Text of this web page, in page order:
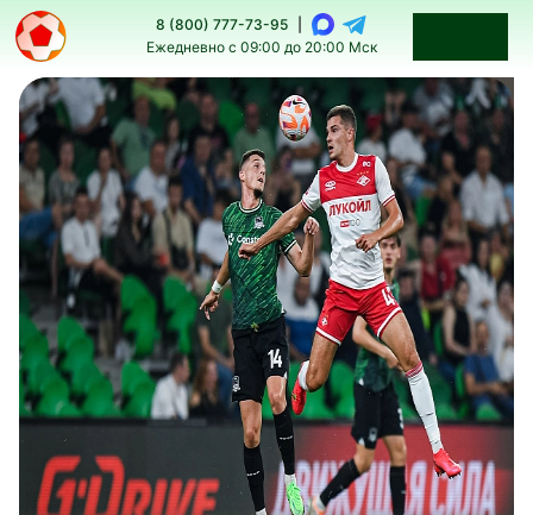
8 (800) 777-73-95
Ежедневно с 09:00 до 20:00 Мск